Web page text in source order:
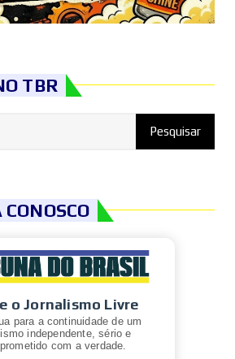
TBR
o Jornalismo Livre
para a continuidade de um
independente, sério e
com a verdade.